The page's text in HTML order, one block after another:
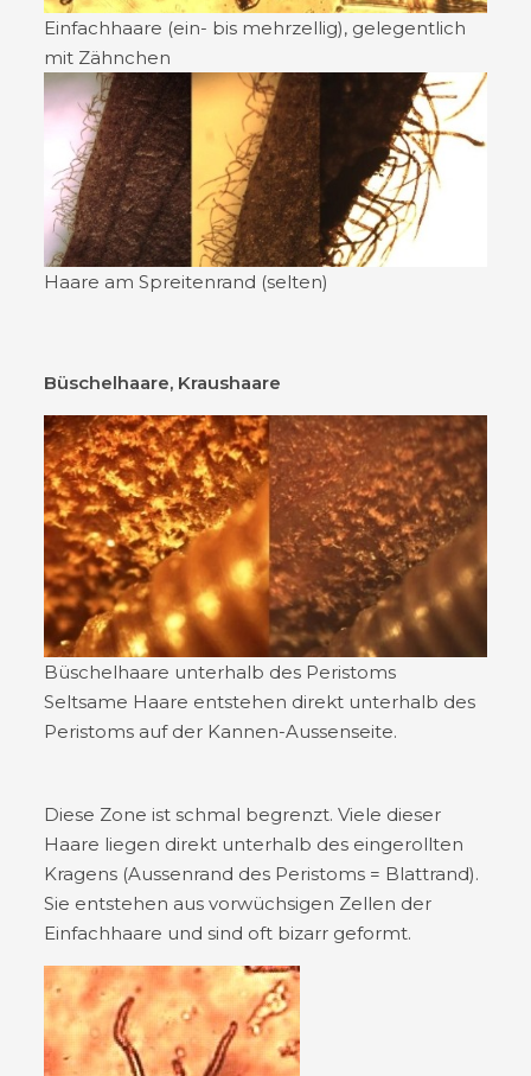
Einfachhaare (ein- bis mehrzellig), gelegentlich
mit Zähnchen
Haare am Spreitenrand (selten)
Büschelhaare, Kraushaare
Büschelhaare unterhalb des Peristoms
Seltsame Haare entstehen direkt unterhalb des
Peristoms auf der Kannen-Aussenseite.
Diese Zone ist schmal begrenzt. Viele dieser
Haare liegen direkt unterhalb des eingerollten
Kragens (Aussenrand des Peristoms = Blattrand).
Sie entstehen aus vorwüchsigen Zellen der
Einfachhaare und sind oft bizarr geformt.